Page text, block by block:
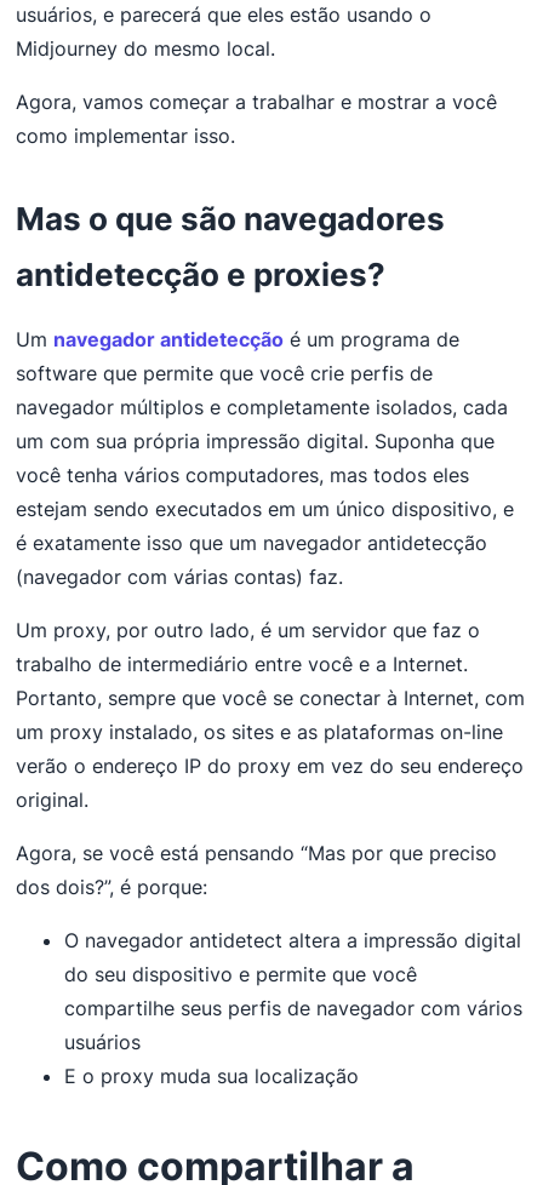
usuários, e parecerá que eles estão usando o
Midjourney do mesmo local.
Agora, vamos começar a trabalhar e mostrar a você
como implementar isso.
Mas o que são navegadores
antidetecção e proxies?
Um navegador antidetecção é um programa de
software que permite que você crie perfis de
navegador múltiplos e completamente isolados, cada
um com sua própria impressão digital. Suponha que
você tenha vários computadores, mas todos eles
estejam sendo executados em um único dispositivo, e
é exatamente isso que um navegador antidetecção
(navegador com várias contas) faz.
Um proxy, por outro lado, é um servidor que faz o
trabalho de intermediário entre você e a Internet.
Portanto, sempre que você se conectar à Internet, com
um proxy instalado, os sites e as plataformas on-line
verão o endereço IP do proxy em vez do seu endereço
original.
Agora, se você está pensando “Mas por que preciso
dos dois?”, é porque:
O navegador antidetect altera a impressão digital
do seu dispositivo e permite que você
compartilhe seus perfis de navegador com vários
usuários
E o proxy muda sua localização
Como compartilhar a